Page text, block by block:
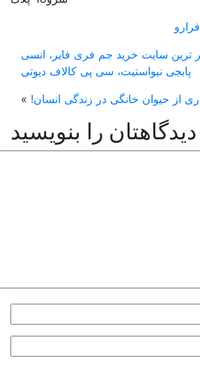
سایت خرید جم فری فایر، انسی
نیواستیت، سی پی کالاف دیوتی
از حیوان خانگی در زندگی انسان!»
را بنویسید